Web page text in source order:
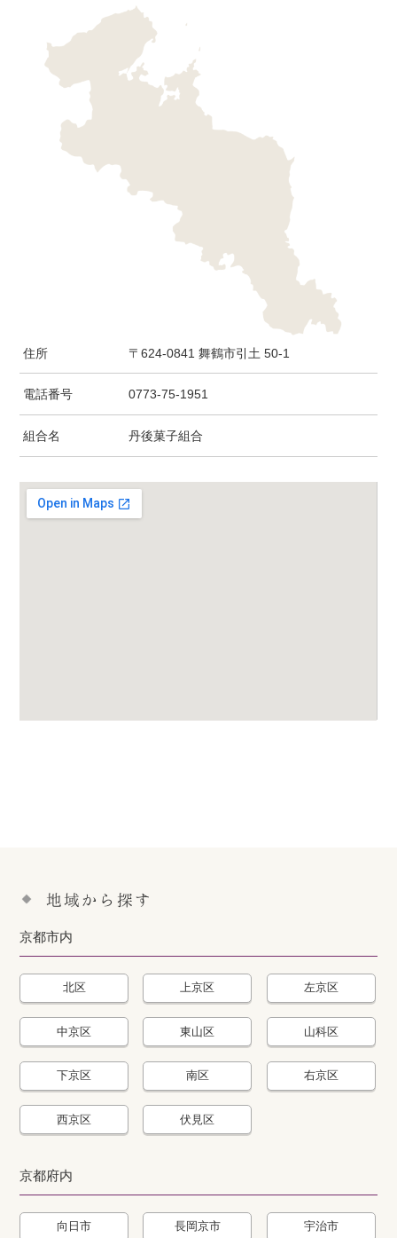
地域から探す
京都市内
北区 上京区 左京区
中京区 東山区 山科区
下京区 南区 右京区
西京区 伏見区
京都府内
向日市 長岡京市 宇治市
住所 〒624-0841 舞鶴市引土 50-1
電話番号 0773-75-1951
組合名 丹後菓子組合